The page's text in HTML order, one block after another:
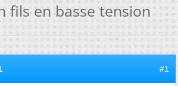
fils en basse tension
#1